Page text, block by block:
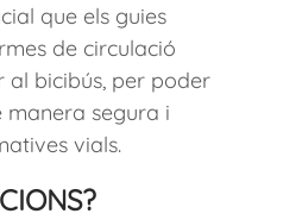
que els guies
de circulació
al bicibús, per poder
segura i
vials.